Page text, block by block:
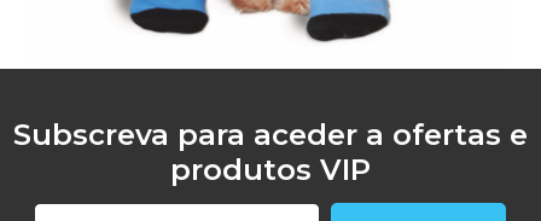
Subscreva para aceder a ofertas e
produtos VIP